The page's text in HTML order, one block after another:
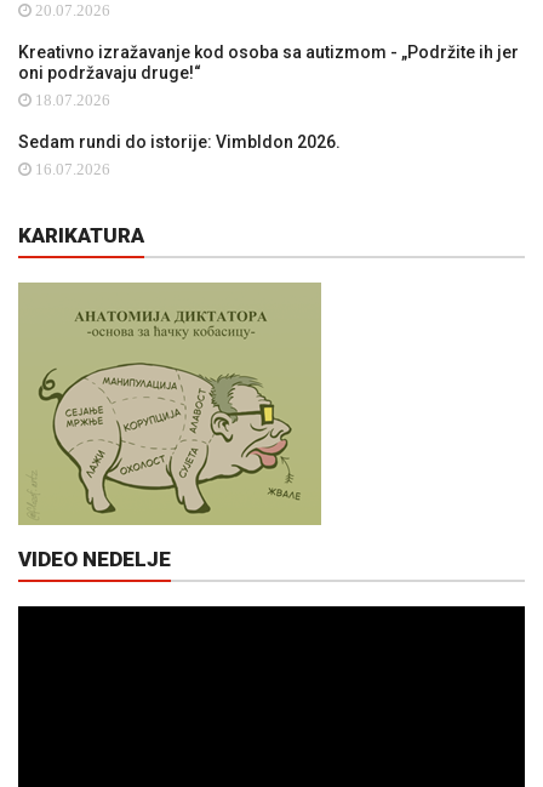
20.07.2026
Kreativno izražavanje kod osoba sa autizmom - „Podržite ih jer
oni podržavaju druge!“
18.07.2026
Sedam rundi do istorije: Vimbldon 2026.
16.07.2026
KARIKATURA
VIDEO NEDELJE